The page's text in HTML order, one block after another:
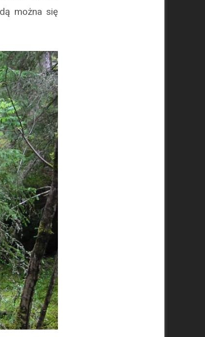
można się